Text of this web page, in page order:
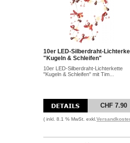
10er LED-Silberdraht-
"Kugeln & Schleifen"
10er LED-Silberdraht-Lichterkette
"Kugeln & Schleifen" mit Tim...
CHF 7.90
( inkl. 8.1 % MwSt. exkl.